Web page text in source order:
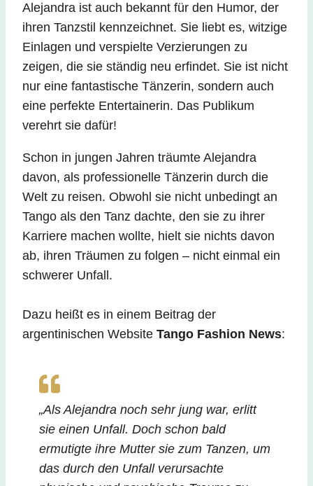
Alejandra ist auch bekannt für den Humor, der
ihren Tanzstil kennzeichnet. Sie liebt es, witzige
Einlagen und verspielte Verzierungen zu
zeigen, die sie ständig neu erfindet. Sie ist nicht
nur eine fantastische Tänzerin, sondern auch
eine perfekte Entertainerin. Das Publikum
verehrt sie dafür!
Schon in jungen Jahren träumte Alejandra
davon, als professionelle Tänzerin durch die
Welt zu reisen. Obwohl sie nicht unbedingt an
Tango als den Tanz dachte, den sie zu ihrer
Karriere machen wollte, hielt sie nichts davon
ab, ihren Träumen zu folgen – nicht einmal ein
schwerer Unfall.
Dazu heißt es in einem Beitrag der
argentinischen Website Tango Fashion News:
„Als Alejandra noch sehr jung war, erlitt
sie einen Unfall. Doch schon bald
ermutigte ihre Mutter sie zum Tanzen, um
das durch den Unfall verursachte